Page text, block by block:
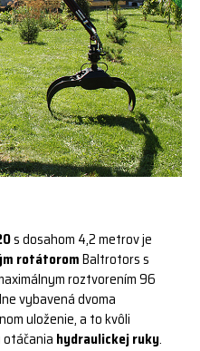
s dosahom 4,2 metrov je
rotátoromBaltrotors s
roztvorením 96
vybavená dvoma
uloženie, a to kvôli
otáčania hydraulickej ruky.